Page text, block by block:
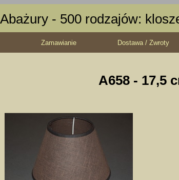
Abażury - 500 rodzajów:
Zamawianie Dostawa / Zwroty
A658 - 17,5